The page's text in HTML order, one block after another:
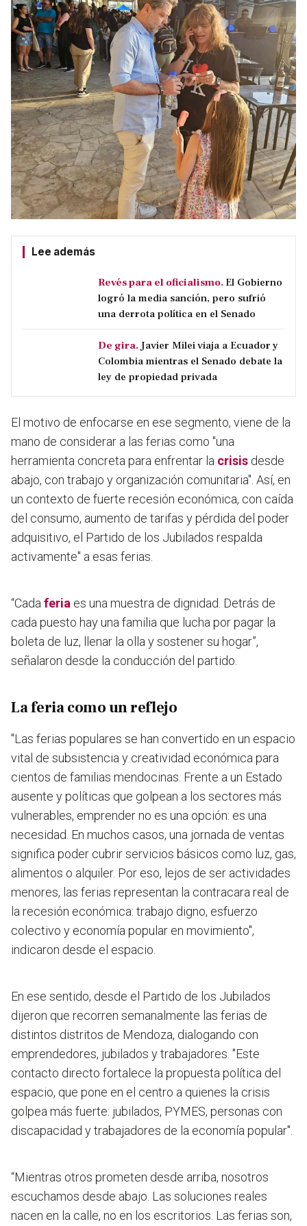
Lee además
Revés para el oficialismo. El Gobierno
logró la media sanción, pero sufrió
una derrota política en el Senado
De gira.Javier Milei viaja a Ecuador y
Colombia mientras el Senado debate la
ley de propiedad privada
El motivo de enfocarse en ese segmento, viene de la
mano de considerar a las ferias como "una
herramienta concreta para enfrentar la crisis desde
abajo, con trabajo y organización comunitaria". Así, en
un contexto de fuerte recesión económica, con caída
del consumo, aumento de tarifas y pérdida del poder
adquisitivo, el Partido de los Jubilados respalda
activamente" a esas ferias.
“Cada feria es una muestra de dignidad. Detrás de
cada puesto hay una familia que lucha por pagar la
boleta de luz, llenar la olla y sostener su hogar”,
señalaron desde la conducción del partido.
La feria como un reflejo
"Las ferias populares se han convertido en un espacio
vital de subsistencia y creatividad económica para
cientos de familias mendocinas. Frente a un Estado
ausente y políticas que golpean a los sectores más
vulnerables, emprender no es una opción: es una
necesidad. En muchos casos, una jornada de ventas
significa poder cubrir servicios básicos como luz, gas,
alimentos o alquiler. Por eso, lejos de ser actividades
menores, las ferias representan la contracara real de
la recesión económica: trabajo digno, esfuerzo
colectivo y economía popular en movimiento",
indicaron desde el espacio.
En ese sentido, desde el Partido de los Jubilados
dijeron que recorren semanalmente las ferias de
distintos distritos de Mendoza, dialogando con
emprendedores, jubilados y trabajadores. "Este
contacto directo fortalece la propuesta política del
espacio, que pone en el centro a quienes la crisis
golpea más fuerte: jubilados, PYMES, personas con
discapacidad y trabajadores de la economía popular".
“Mientras otros prometen desde arriba, nosotros
escuchamos desde abajo. Las soluciones reales
nacen en la calle, no en los escritorios. Las ferias son,